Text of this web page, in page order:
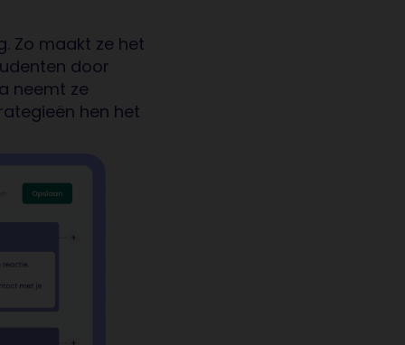
Zo maakt ze het
door
neemt ze
hen het